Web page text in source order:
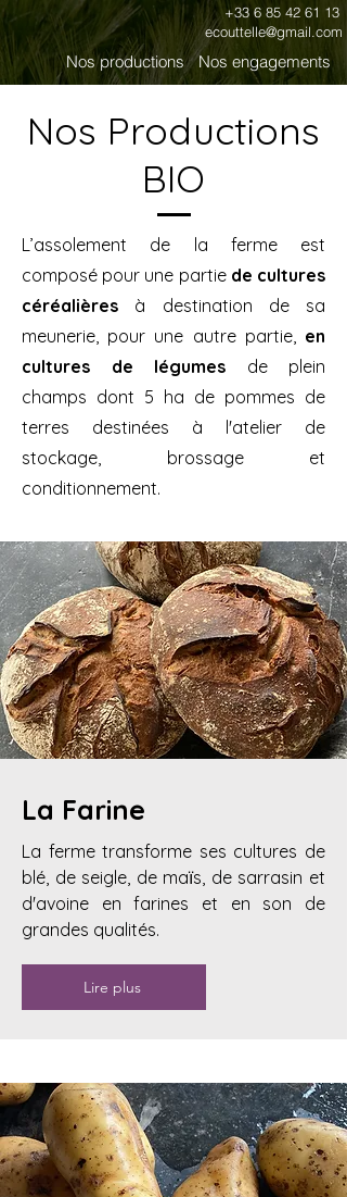
Nos productions Nos engagements
+33 6 85 42 61 13
ecouttelle@gmail.com
Nos Productions
BIO
L’assolement de la ferme est
composé pour une partiede cultures
céréalières à destination de sa
meunerie, pour une autre partie,en
cultures de légumes de plein
champs dont 5 ha de pommes de
terres destinées à l'atelier de
stockage, brossage et
conditionnement.
La Farine
La ferme transforme ses cultures de
blé, de seigle, de maїs, de sarrasin et
d'avoine en farines et en son de
grandes qualités.
Lire plus